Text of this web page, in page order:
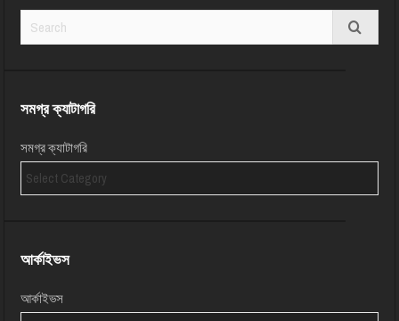
সমগ্র ক্যাটাগরি
সমগ্র ক্যাটাগরি
আর্কাইভস
আর্কাইভস